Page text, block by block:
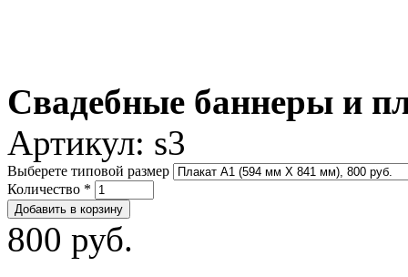
Свадебные баннеры и
Артикул: s3
Выберете типовой размер
Количество *
800 руб.